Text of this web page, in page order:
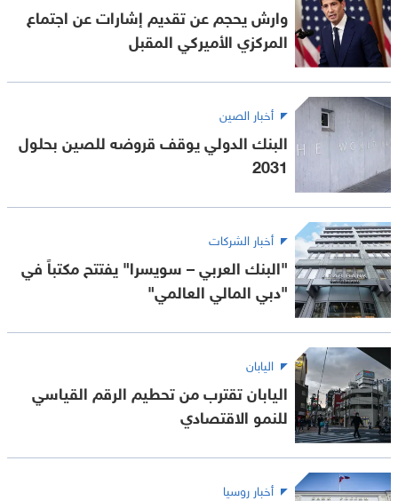
وارش يحجم عن تقديم إشارات عن اجتماع
المركزي الأميركي المقبل
أخبار الصين
البنك الدولي يوقف قروضه للصين بحلول
2031
أخبار الشركات
"البنك العربي – سويسرا" يفتتح مكتباً في
"دبي المالي العالمي"
اليابان
اليابان تقترب من تحطيم الرقم القياسي
للنمو الاقتصادي
أخبار روسيا